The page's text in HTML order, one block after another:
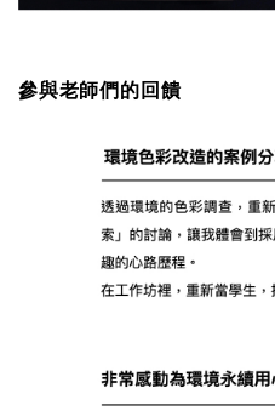
參與老師們的回饋